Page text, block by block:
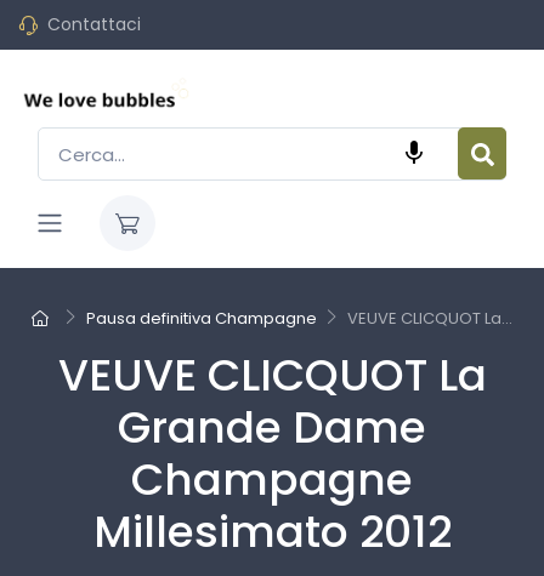
Contattaci

Pausa definitiva Champagne VEUVE CLICQUOT La...
VEUVE CLICQUOT La
Grande Dame
Champagne
Millesimato 2012